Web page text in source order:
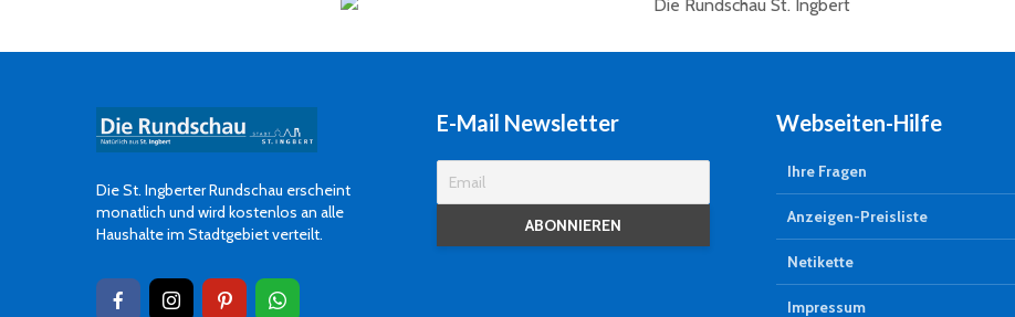
Die St. Ingberter Rundschau erscheint
monatlich und wird kostenlos an alle
Haushalte im Stadtgebiet verteilt.
E-Mail Newsletter Webseiten-Hilfe
Ihre Fragen
Anzeigen-Preisliste
Netikette
Impressum